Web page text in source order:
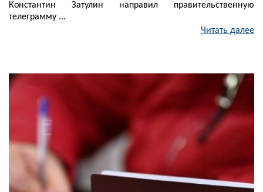
Константин Затулин направил правительственную
телеграмму ...
Читать далее